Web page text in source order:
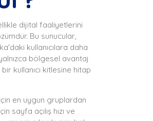
dijital faaliyetlerini
Bu sunucular,
kullanıcılara daha
bölgesel avantaj
kullanıcı kitlesine hitap
en uygun gruplardan
sayfa açılış hızı ve